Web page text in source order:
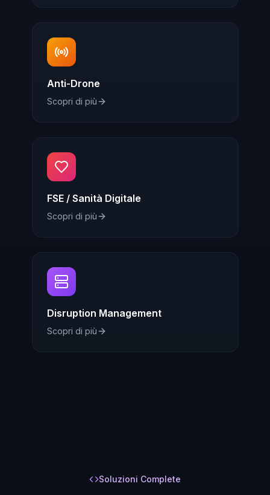
Anti-Drone
Scopri di più
FSE / Sanità Digitale
Scopri di più
Disruption Management
Scopri di più
Soluzioni Complete